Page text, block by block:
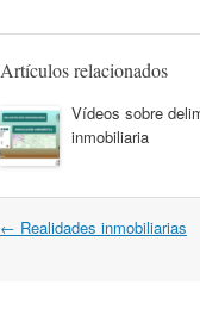
Artículos relacionados
Vídeos sobre
inmobiliaria
Navegación
← Realidades inmobiliarias